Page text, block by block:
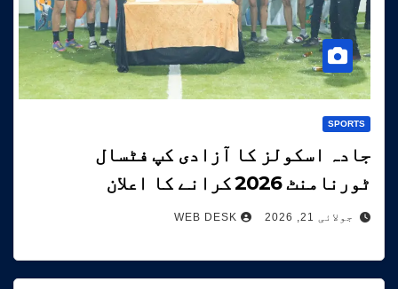
SPORTS
جادہ اسکولز کا آزادی کپ فٹسال
ٹورنامنٹ 2026 کرانے کا اعلان
جولائی 21, 2026 WEB DESK